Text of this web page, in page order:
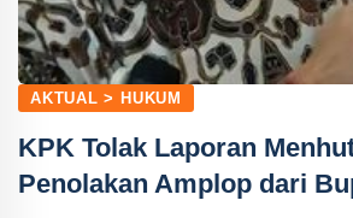
AKTUAL > HUKUM
KPK Tolak Laporan
Penolakan Amplop dari